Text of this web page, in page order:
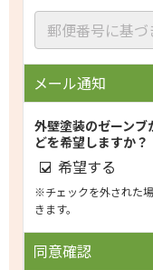
メール通知
外壁塗装のゼーン
どを希望しますか？
希望する
※チェックを外された
きます。
同意確認